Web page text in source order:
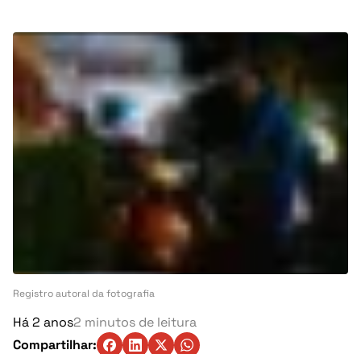
Pontual Tech
Banca e Seguros
Negócios
Turismo
Ambiente
País
Registro autoral da fotografia
Há 2 anos2 minutos de leitura
Compartilhar: